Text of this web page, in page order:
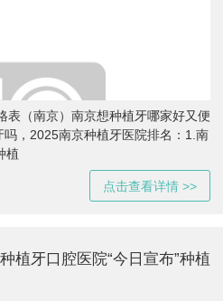
表（南京）南京想种植牙哪家好又便
，2025南京种植牙医院排名：1.南
植
点击查看详情 >>
植牙口腔医院“今日宣布”种植